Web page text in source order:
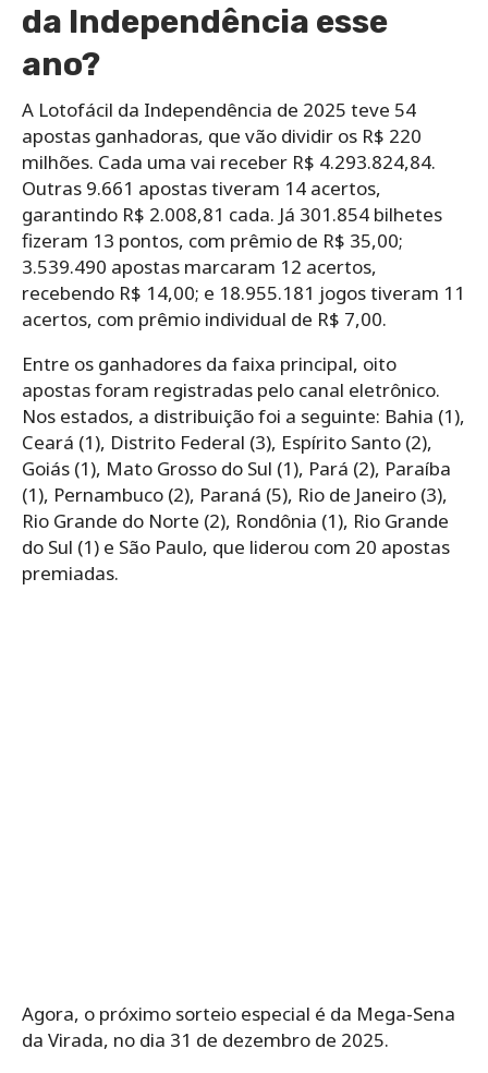
da Independência esse
ano?
A Lotofácil da Independência de 2025 teve 54
apostas ganhadoras, que vão dividir os R$ 220
milhões. Cada uma vai receber R$ 4.293.824,84.
Outras 9.661 apostas tiveram 14 acertos,
garantindo R$ 2.008,81 cada. Já 301.854 bilhetes
fizeram 13 pontos, com prêmio de R$ 35,00;
3.539.490 apostas marcaram 12 acertos,
recebendo R$ 14,00; e 18.955.181 jogos tiveram 11
acertos, com prêmio individual de R$ 7,00.
Entre os ganhadores da faixa principal, oito
apostas foram registradas pelo canal eletrônico.
Nos estados, a distribuição foi a seguinte: Bahia (1),
Ceará (1), Distrito Federal (3), Espírito Santo (2),
Goiás (1), Mato Grosso do Sul (1), Pará (2), Paraíba
(1), Pernambuco (2), Paraná (5), Rio de Janeiro (3),
Rio Grande do Norte (2), Rondônia (1), Rio Grande
do Sul (1) e São Paulo, que liderou com 20 apostas
premiadas.
Agora, o próximo sorteio especial é da Mega-Sena
da Virada, no dia 31 de dezembro de 2025.